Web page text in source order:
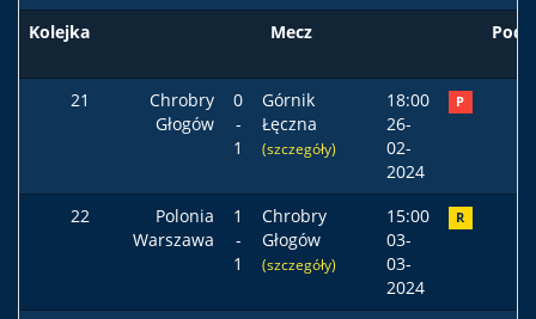
Kolejka Mecz
21
Chrobry
Głogów
0
-
1
Górnik
Łęczna
(szczegóły)
18:00
26-
02-
2024
P
22
Polonia
Warszawa
1
-
1
Chrobry
Głogów
(szczegóły)
15:00
03-
03-
2024
R